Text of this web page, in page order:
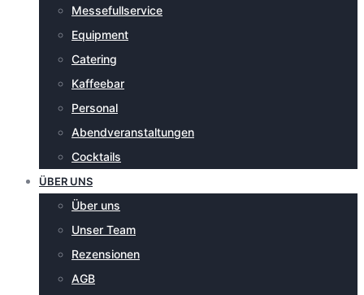
Messefullservice
Equipment
Catering
Kaffeebar
Personal
Abendveranstaltungen
Cocktails
ÜBER UNS
Über uns
Unser Team
Rezensionen
AGB